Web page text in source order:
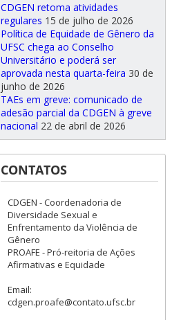
CDGEN retoma atividades
regulares 15 de julho de 2026
Política de Equidade de Gênero da
UFSC chega ao Conselho
Universitário e poderá ser
aprovada nesta quarta-feira 30 de
junho de 2026
TAEs em greve: comunicado de
adesão parcial da CDGEN à greve
nacional 22 de abril de 2026
CONTATOS
CDGEN - Coordenadoria de
Diversidade Sexual e
Enfrentamento da Violência de
Gênero
PROAFE - Pró-reitoria de Ações
Afirmativas e Equidade
Email:
cdgen.proafe@contato.ufsc.br